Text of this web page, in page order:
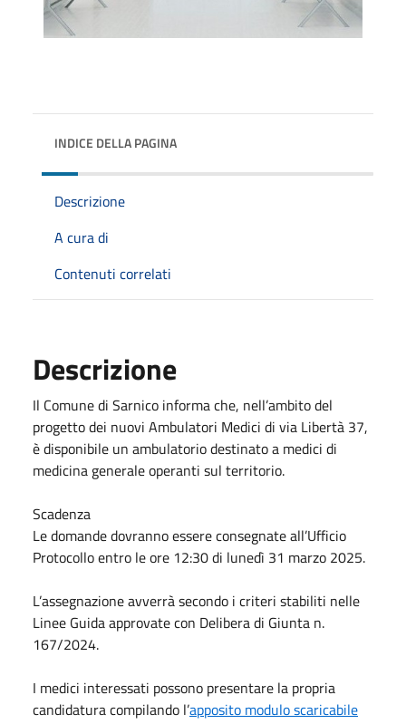
INDICE DELLA PAGINA
Descrizione
A cura di
Contenuti correlati
Descrizione
Il Comune di Sarnico informa che, nell’ambito del
progetto dei nuovi Ambulatori Medici di via Libertà 37,
è disponibile un ambulatorio destinato a medici di
medicina generale operanti sul territorio.
Scadenza
Le domande dovranno essere consegnate all’Ufficio
Protocollo entro le ore 12:30 di lunedì 31 marzo 2025.
L’assegnazione avverrà secondo i criteri stabiliti nelle
Linee Guida approvate con Delibera di Giunta n.
167/2024.
I medici interessati possono presentare la propria
candidatura compilando l’apposito modulo scaricabile